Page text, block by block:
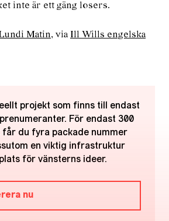
inte är ett gäng losers.
Matin, via Ill Wills engelska
projekt som finns till endast
För endast 300
får du fyra packade nummer
en viktig infrastruktur
för vänsterns ideer.
nu